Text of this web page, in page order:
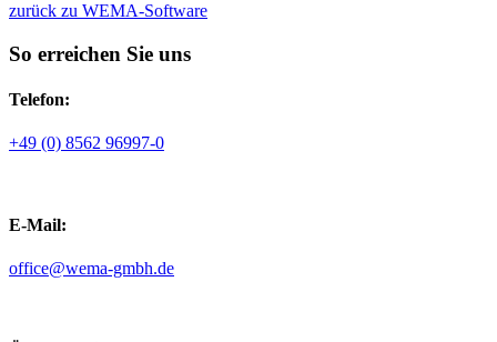
zurück zu WEMA-Software
So erreichen Sie uns
Telefon:
+49 (0) 8562 96997-0
E-Mail:
ed.hbmg-amew@eciffo